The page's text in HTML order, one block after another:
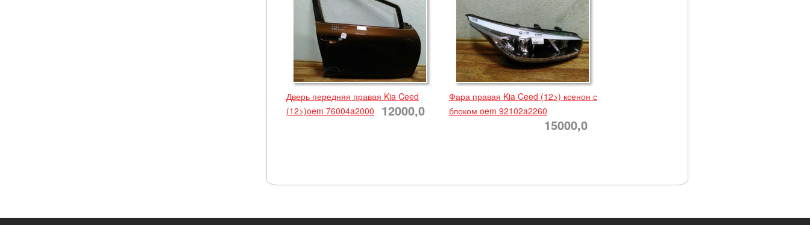
Дверь передняя правая Kia Ceed
(12>)oem 76004a2000
12000,0
Фара правая Kia Ceed (12>) ксенон с
блоком oem 92102a2260
15000,0